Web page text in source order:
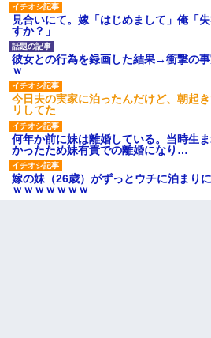
見合いにて。嫁「はじめまして」俺「
すか？」
彼女との行為を録画した結果→衝撃の
ｗ
今日夫の実家に泊ったんだけど、朝起
リしてた
何年か前に妹は離婚している。当時生
かったため妹有責での離婚になり…
嫁の妹（26歳）がずっとウチに泊まり
ｗｗｗｗｗｗｗ